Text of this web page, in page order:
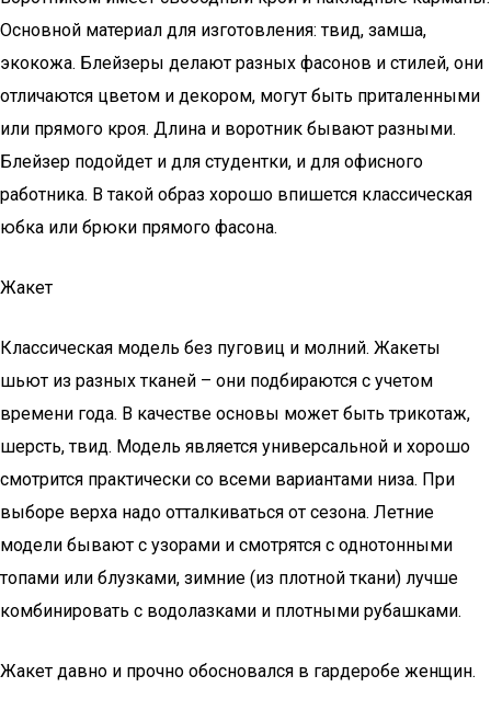
Основной материал для изготовления: твид, замша,
экокожа. Блейзеры делают разных фасонов и стилей, они
отличаются цветом и декором, могут быть приталенными
или прямого кроя. Длина и воротник бывают разными.
Блейзер подойдет и для студентки, и для офисного
работника. В такой образ хорошо впишется классическая
юбка или брюки прямого фасона.
Жакет
Классическая модель без пуговиц и молний. Жакеты
шьют из разных тканей – они подбираются с учетом
времени года. В качестве основы может быть трикотаж,
шерсть, твид. Модель является универсальной и хорошо
смотрится практически со всеми вариантами низа. При
выборе верха надо отталкиваться от сезона. Летние
модели бывают с узорами и смотрятся с однотонными
топами или блузками, зимние (из плотной ткани) лучше
комбинировать с водолазками и плотными рубашками.
Жакет давно и прочно обосновался в гардеробе женщин.